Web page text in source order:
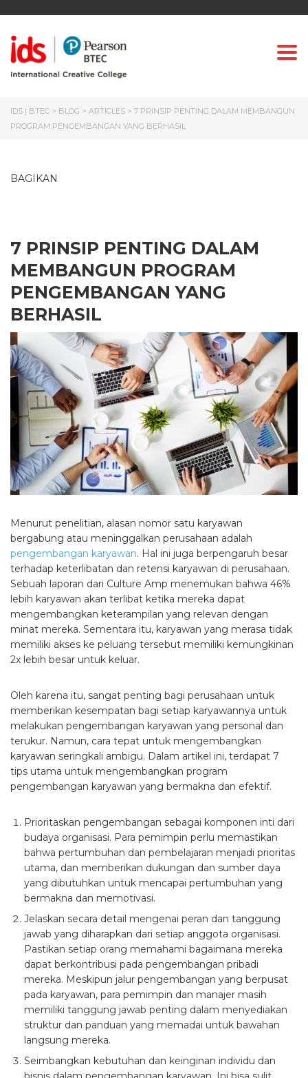
IDS | BTEC > BLOG > ARTICLES > 7 PRINSIP PENTING DALAM MEMBANGUN
PROGRAM PENGEMBANGAN YANG BERHASIL
BAGIKAN
7 PRINSIP PENTING DALAM
MEMBANGUN PROGRAM
PENGEMBANGAN YANG
BERHASIL
Menurut penelitian, alasan nomor satu karyawan
bergabung atau meninggalkan perusahaan adalah
pengembangan karyawan. Hal ini juga berpengaruh besar
terhadap keterlibatan dan retensi karyawan di perusahaan.
Sebuah laporan dari Culture Amp menemukan bahwa 46%
lebih karyawan akan terlibat ketika mereka dapat
mengembangkan keterampilan yang relevan dengan
minat mereka. Sementara itu, karyawan yang merasa tidak
memiliki akses ke peluang tersebut memiliki kemungkinan
2x lebih besar untuk keluar.
Oleh karena itu, sangat penting bagi perusahaan untuk
memberikan kesempatan bagi setiap karyawannya untuk
melakukan pengembangan karyawan yang personal dan
terukur. Namun, cara tepat untuk mengembangkan
karyawan seringkali ambigu. Dalam artikel ini, terdapat 7
tips utama untuk mengembangkan program
pengembangan karyawan yang bermakna dan efektif.
Prioritaskan pengembangan sebagai komponen inti dari
budaya organisasi. Para pemimpin perlu memastikan
bahwa pertumbuhan dan pembelajaran menjadi prioritas
utama, dan memberikan dukungan dan sumber daya
yang dibutuhkan untuk mencapai pertumbuhan yang
bermakna dan memotivasi.
Jelaskan secara detail mengenai peran dan tanggung
jawab yang diharapkan dari setiap anggota organisasi.
Pastikan setiap orang memahami bagaimana mereka
dapat berkontribusi pada pengembangan pribadi
mereka. Meskipun jalur pengembangan yang berpusat
pada karyawan, para pemimpin dan manajer masih
memiliki tanggung jawab penting dalam menyediakan
struktur dan panduan yang memadai untuk bawahan
langsung mereka.
Seimbangkan kebutuhan dan keinginan individu dan